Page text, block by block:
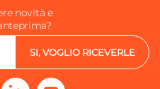
novità e
SI, VOGLIO RICEVERLE